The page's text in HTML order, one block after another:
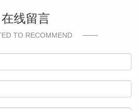
在线留言
TO RECOMMEND